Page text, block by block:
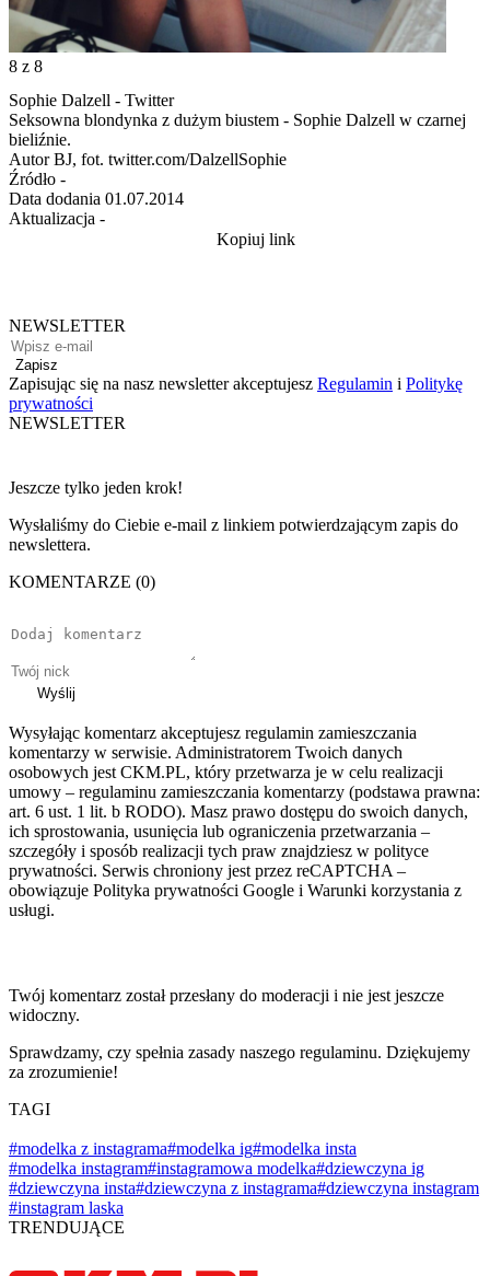
8 z 8
Sophie Dalzell - Twitter
Seksowna blondynka z dużym biustem - Sophie Dalzell w czarnej
bieliźnie.
Autor BJ, fot. twitter.com/DalzellSophie
Źródło -
Data dodania 01.07.2014
Aktualizacja -
Kopiuj link
NEWSLETTER
Zapisz
Zapisując się na nasz newsletter akceptujesz Regulamin i Politykę
prywatności
NEWSLETTER
Jeszcze tylko jeden krok!
Wysłaliśmy do Ciebie e-mail z linkiem potwierdzającym zapis do
newslettera.
KOMENTARZE (0)
Wyślij
Wysyłając komentarz akceptujesz regulamin zamieszczania
komentarzy w serwisie. Administratorem Twoich danych
osobowych jest CKM.PL, który przetwarza je w celu realizacji
umowy – regulaminu zamieszczania komentarzy (podstawa prawna:
art. 6 ust. 1 lit. b RODO). Masz prawo dostępu do swoich danych,
ich sprostowania, usunięcia lub ograniczenia przetwarzania –
szczegóły i sposób realizacji tych praw znajdziesz w polityce
prywatności. Serwis chroniony jest przez reCAPTCHA –
obowiązuje Polityka prywatności Google i Warunki korzystania z
usługi.
Twój komentarz został przesłany do moderacji i nie jest jeszcze
widoczny.
Sprawdzamy, czy spełnia zasady naszego regulaminu. Dziękujemy
za zrozumienie!
TAGI
#modelka z instagrama#modelka ig#modelka insta
#modelka instagram#instagramowa modelka#dziewczyna ig
#dziewczyna insta#dziewczyna z instagrama#dziewczyna instagram
#instagram laska
TRENDUJĄCE